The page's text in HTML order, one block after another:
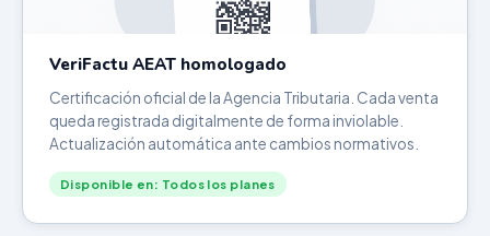
VeriFactu AEAT homologado
Certificación oficial de la Agencia Tributaria. Cada venta
queda registrada digitalmente de forma inviolable.
Actualización automática ante cambios normativos.
Disponible en: Todos los planes